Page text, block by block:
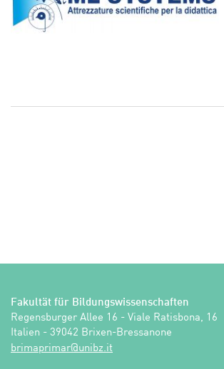
Fakultät für Bildungswissenschaften
Regensburger Allee 16 - Viale Ratisbona, 16
Italien - 39042 Brixen-Bressanone
ti.zbinu@ramirpamirb